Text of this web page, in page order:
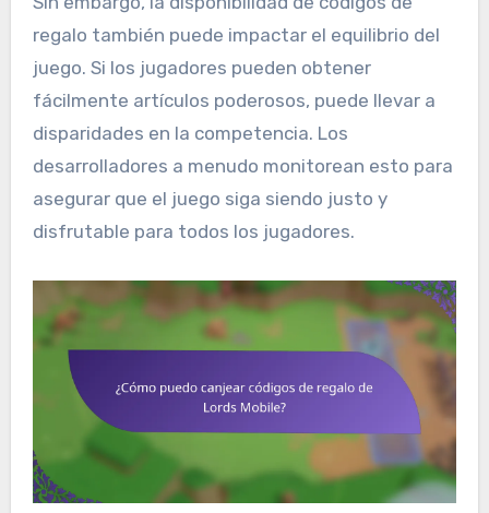
regalo también puede impactar el equilibrio del
juego. Si los jugadores pueden obtener
fácilmente artículos poderosos, puede llevar a
disparidades en la competencia. Los
desarrolladores a menudo monitorean esto para
asegurar que el juego siga siendo justo y
disfrutable para todos los jugadores.